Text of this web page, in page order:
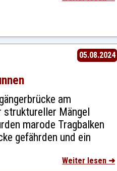
05.08.2024
am
struktureller Mängel
marode Tragbalken
gefährden und ein
Weiter lesen ➜